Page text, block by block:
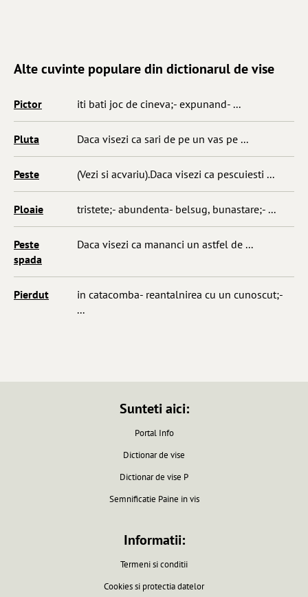
Alte cuvinte populare din dictionarul de vise
Pictor iti bati joc de cineva;- expunand- ...
Pluta Daca visezi ca sari de pe un vas pe ...
Peste (Vezi si acvariu).Daca visezi ca pescuiesti ...
Ploaie tristete;- abundenta- belsug, bunastare;- ...
Peste
spada
Daca visezi ca mananci un astfel de ...
Pierdut
in catacomba- reantalnirea cu un cunoscut;-
...
Sunteti aici:
Portal Info
Dictionar de vise
Dictionar de vise P
Semnificatie Paine in vis
Informatii:
Termeni si conditii
Cookies si protectia datelor